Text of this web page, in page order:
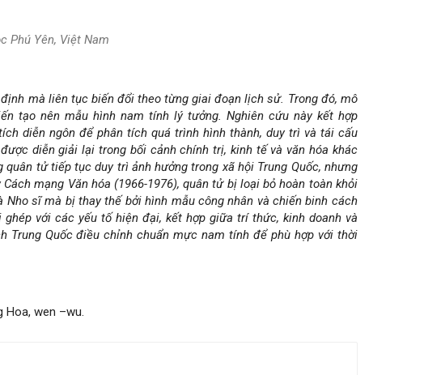
Phú Yên, Việt Nam
mà liên tục biến đổi theo từng giai đoạn lịch sử. Trong đó, mô
tạo nên mẫu hình nam tính lý tưởng. Nghiên cứu này kết hợp
diễn ngôn để phân tích quá trình hình thành, duy trì và tái cấu
diễn giải lại trong bối cảnh chính trị, kinh tế và văn hóa khác
tử tiếp tục duy trì ảnh hưởng trong xã hội Trung Quốc, nhưng
mạng Văn hóa (1966-1976), quân tử bị loại bỏ hoàn toàn khỏi
sĩ mà bị thay thế bởi hình mẫu công nhân và chiến binh cách
với các yếu tố hiện đại, kết hợp giữa trí thức, kinh doanh và
Trung Quốc điều chỉnh chuẩn mực nam tính để phù hợp với thời
wen –wu.